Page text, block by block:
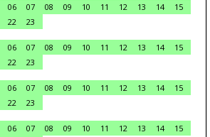
06 07 08 09 10 11 12 13 14
15
22
23
06 07 08 09 10 11 12 13 14
15
22
23
06 07 08 09 10 11 12 13 14
15
22
23
06 07 08 09 10 11 12 13 14
15